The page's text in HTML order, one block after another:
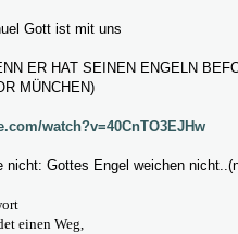
Gott ist mit uns
ER HAT SEINEN ENGELN
MÜNCHEN)
watch?v=40CnTO3EJHw
nicht: Gottes Engel weichen
einen Weg,